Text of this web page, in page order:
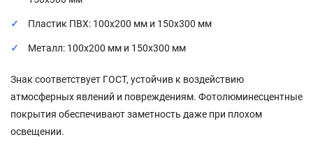
Пластик ПВХ: 100x200 мм и 150x300 мм
Металл: 100x200 мм и 150x300 мм
Знак соответствует ГОСТ, устойчив к воздействию
атмосферных явлений и повреждениям. Фотолюминесцентные
покрытия обеспечивают заметность даже при плохом
освещении.